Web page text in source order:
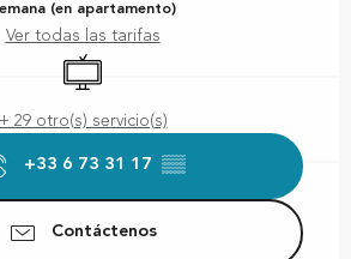
(en apartamento)
Ver todas las tarifas
Televisión
+ 29 otro(s) servicio(s)
+33 6 73 31 17 ▒▒
Contáctenos